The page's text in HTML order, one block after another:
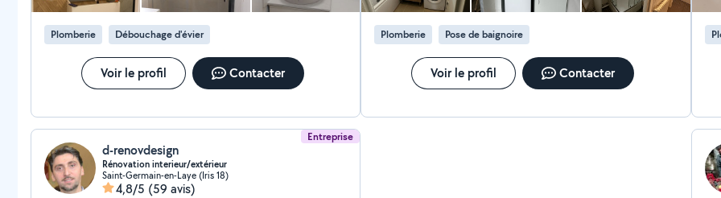
Plomberie Débouchage d'évier
Voir le profil Contacter
Plomberie Pose de baignoire
Voir le profil Contacter
Entreprise
d-renovdesign
Rénovation interieur/extérieur
Saint-Germain-en-Laye (Iris 18)
4,8/5 (59 avis)